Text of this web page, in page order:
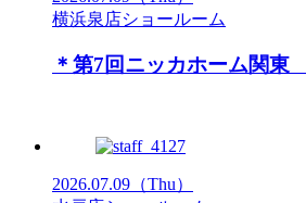
横浜泉店ショールーム
＊第7回ニッカホーム関東
2026.07.09 （Thu）